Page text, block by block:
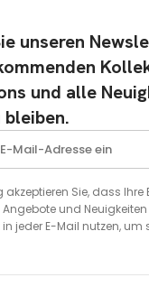
unseren
und alle
akzeptieren Sie, dass
und
in jeder E-Mail nutzen,